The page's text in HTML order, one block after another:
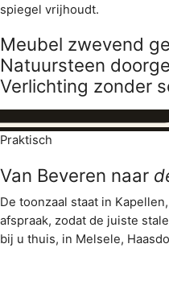
spiegel vrijhoudt.
Meubel zwevend
Natuursteen
Verlichting zonder
Praktisch
Van Beveren naar
De toonzaal staat in
afspraak, zodat de juiste
bij u thuis, in Melsele,